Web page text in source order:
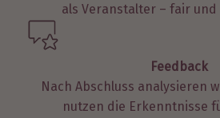
als Veranstalter – fair
Feedback
Nach Abschluss analysieren
nutzen die Erkenntnisse